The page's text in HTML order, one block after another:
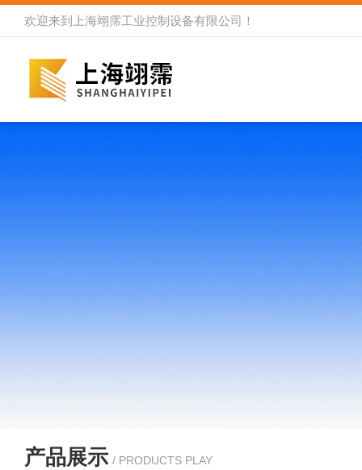
欢迎来到 上海翊霈工业控制设备有限公司 ！
产品展示 / PRODUCTS PLAY